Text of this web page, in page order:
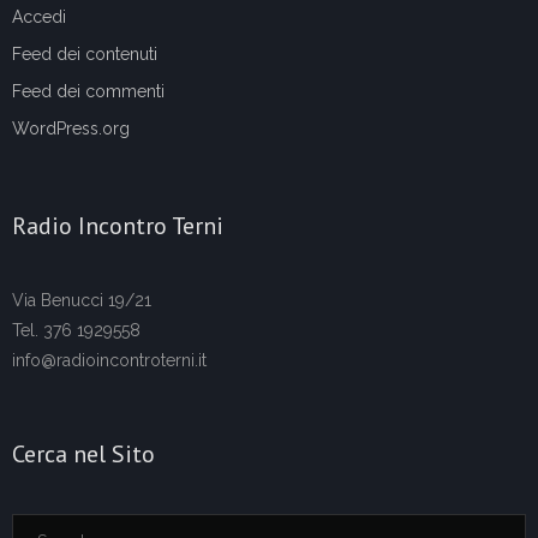
Accedi
Feed dei contenuti
Feed dei commenti
WordPress.org
Radio Incontro Terni
Via Benucci 19/21
Tel. 376 1929558
info@radioincontroterni.it
Cerca nel Sito